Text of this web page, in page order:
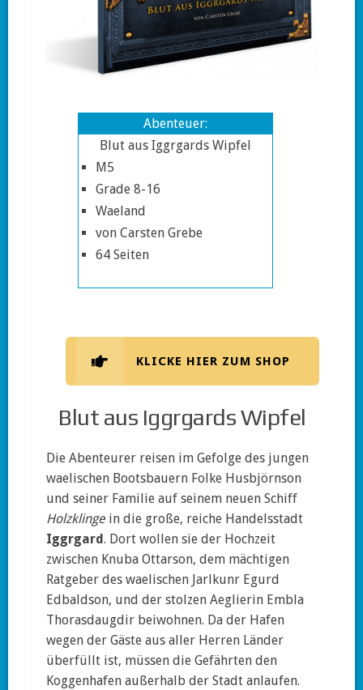
Abenteuer:
Blut aus Iggrgards Wipfel
M5
Grade 8-16
Waeland
von Carsten Grebe
64 Seiten
KLICKE HIER ZUM SHOP
Blut aus Iggrgards Wipfel
Die Abenteurer reisen im Gefolge des jungen
waelischen Bootsbauern Folke Husbjörnson
und seiner Familie auf seinem neuen Schiff
Holzklinge in die große, reiche Handelsstadt
Iggrgard. Dort wollen sie der Hochzeit
zwischen Knuba Ottarson, dem mächtigen
Ratgeber des waelischen Jarlkunr Egurd
Edbaldson, und der stolzen Aeglierin Embla
Thorasdaugdir beiwohnen. Da der Hafen
wegen der Gäste aus aller Herren Länder
überfüllt ist, müssen die Gefährten den
Koggenhafen außerhalb der Stadt anlaufen.